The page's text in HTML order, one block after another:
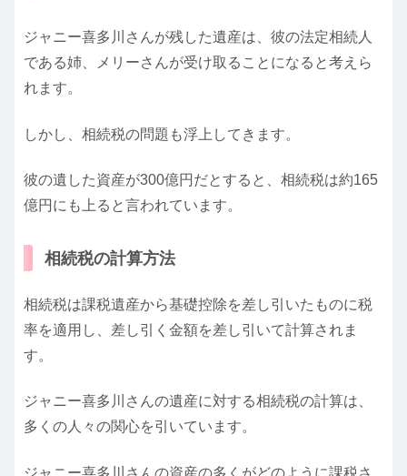
ジャニー喜多川さんが残した遺産は、彼の法定相続人
である姉、メリーさんが受け取ることになると考えら
れます。
しかし、相続税の問題も浮上してきます。
彼の遺した資産が300億円だとすると、相続税は約165
億円にも上ると言われています。
相続税の計算方法
相続税は課税遺産から基礎控除を差し引いたものに税
率を適用し、差し引く金額を差し引いて計算されま
す。
ジャニー喜多川さんの遺産に対する相続税の計算は、
多くの人々の関心を引いています。
ジャニー喜多川さんの資産の多くがどのように課税さ